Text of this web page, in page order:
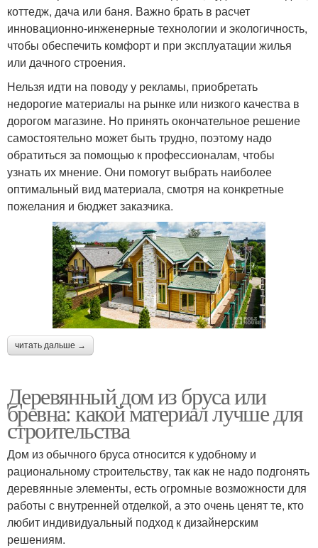
коттедж, дача или баня. Важно брать в расчет
инновационно-инженерные технологии и экологичность,
чтобы обеспечить комфорт и при эксплуатации жилья
или дачного строения.
Нельзя идти на поводу у рекламы, приобретать
недорогие материалы на рынке или низкого качества в
дорогом магазине. Но принять окончательное решение
самостоятельно может быть трудно, поэтому надо
обратиться за помощью к профессионалам, чтобы
узнать их мнение. Они помогут выбрать наиболее
оптимальный вид материала, смотря на конкретные
пожелания и бюджет заказчика.
читать дальше →
Деревянный дом из бруса или
бревна: какой материал лучше для
строительства
Дом из обычного бруса относится к удобному и
рациональному строительству, так как не надо подгонять
деревянные элементы, есть огромные возможности для
работы с внутренней отделкой, а это очень ценят те, кто
любит индивидуальный подход к дизайнерским
решениям.